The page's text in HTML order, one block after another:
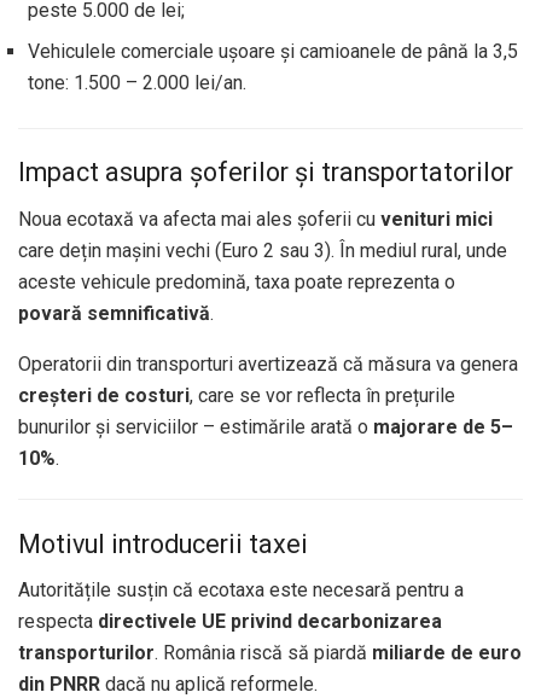
peste 5.000 de lei;
Vehiculele comerciale ușoare și camioanele de până la 3,5
tone: 1.500 – 2.000 lei/an.
Impact asupra șoferilor și transportatorilor
Noua ecotaxă va afecta mai ales șoferii cu venituri mici
care dețin mașini vechi (Euro 2 sau 3). În mediul rural, unde
aceste vehicule predomină, taxa poate reprezenta o
povară semnificativă.
Operatorii din transporturi avertizează că măsura va genera
creșteri de costuri, care se vor reflecta în prețurile
bunurilor și serviciilor – estimările arată o majorare de 5–
10%.
Motivul introducerii taxei
Autoritățile susțin că ecotaxa este necesară pentru a
respecta directivele UE privind decarbonizarea
transporturilor. România riscă să piardă miliarde de euro
din PNRR dacă nu aplică reformele.